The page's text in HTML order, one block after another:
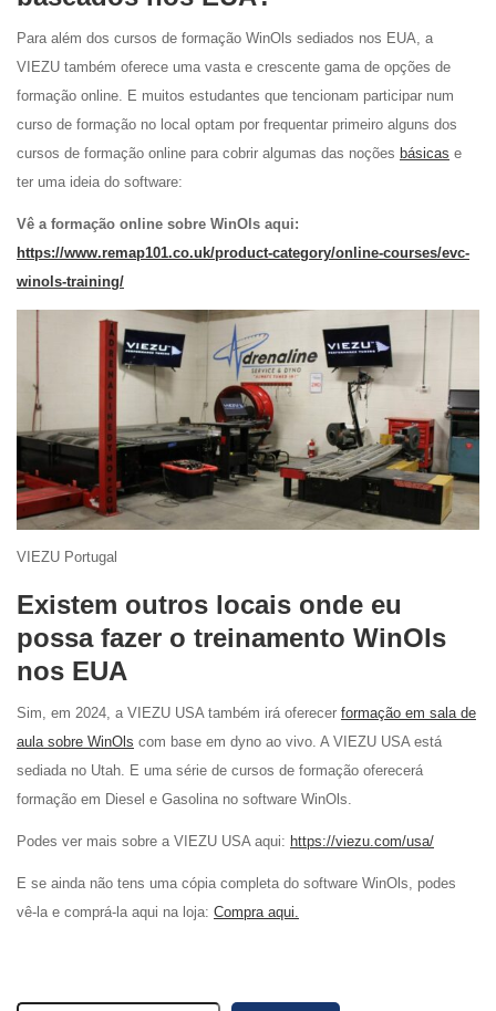
Para além dos cursos de formação WinOls sediados nos EUA, a
VIEZU também oferece uma vasta e crescente gama de opções de
formação online. E muitos estudantes que tencionam participar num
curso de formação no local optam por frequentar primeiro alguns dos
cursos de formação online para cobrir algumas das noções básicas e
ter uma ideia do software:
Vê a formação online sobre WinOls aqui:
https://www.remap101.co.uk/product-category/online-courses/evc-
winols-training/
VIEZU Portugal
Existem outros locais onde eu
possa fazer o treinamento WinOls
nos EUA
Sim, em 2024, a VIEZU USA também irá oferecer formação em sala de
aula sobre WinOls com base em dyno ao vivo. A VIEZU USA está
sediada no Utah. E uma série de cursos de formação oferecerá
formação em Diesel e Gasolina no software WinOls.
Podes ver mais sobre a VIEZU USA aqui: https://viezu.com/usa/
E se ainda não tens uma cópia completa do software WinOls, podes
vê-la e comprá-la aqui na loja: Compra aqui.